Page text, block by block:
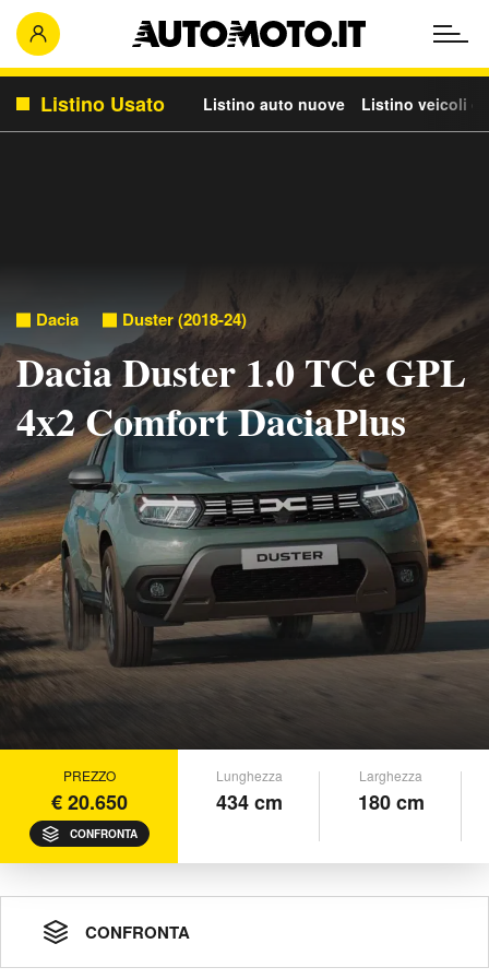
Listino Usato Listino auto nuove Listino veicoli
Dacia Duster (2018-24)
Dacia Duster 1.0 TCe GPL
4x2 Comfort DaciaPlus
PREZZO
€ 20.650
CONFRONTA
Lunghezza
434 cm
Larghezza
180 cm
CONFRONTA